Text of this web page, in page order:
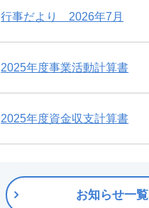
行事だより 2026年7月
2025年度事業活動計算書
2025年度資金収支計算書
お知らせ一覧